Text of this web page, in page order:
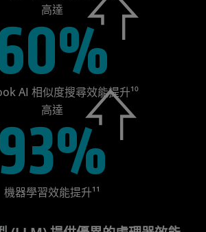
高達
AI 相似度搜尋效能提升¹⁰
高達
93%
機器學習效能提升¹¹